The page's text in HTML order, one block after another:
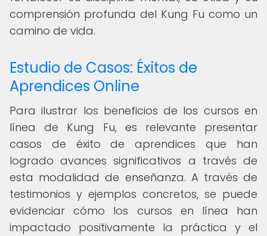
comprensión profunda del Kung Fu como un
camino de vida.
Estudio de Casos: Éxitos de
Aprendices Online
Para ilustrar los beneficios de los cursos en
línea de Kung Fu, es relevante presentar
casos de éxito de aprendices que han
logrado avances significativos a través de
esta modalidad de enseñanza. A través de
testimonios y ejemplos concretos, se puede
evidenciar cómo los cursos en línea han
impactado positivamente la práctica y el